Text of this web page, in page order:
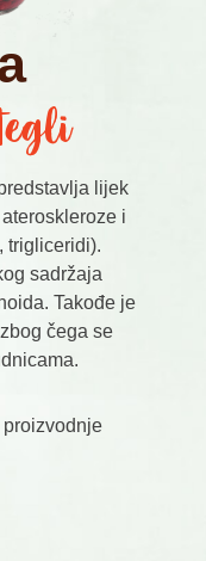
lijek
i
trigliceridi).
sadržaja
Takođe je
čega se